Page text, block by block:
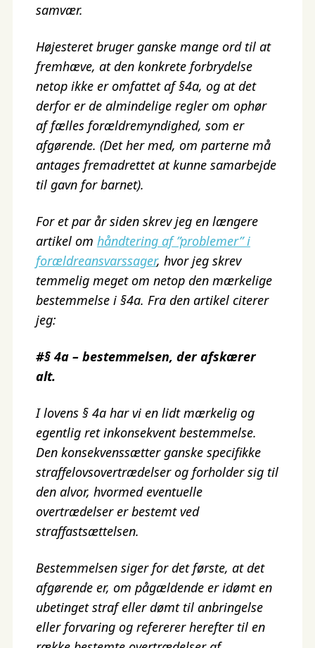
samvær.
Højesteret bruger ganske mange ord til at
fremhæve, at den konkrete forbrydelse
netop ikke er omfattet af §4a, og at det
derfor er de almindelige regler om ophør
af fælles forældremyndighed, som er
afgørende. (Det her med, om parterne må
antages fremadrettet at kunne samarbejde
til gavn for barnet).
For et par år siden skrev jeg en længere
artikel om håndtering af ”problemer” i
forældreansvarssager, hvor jeg skrev
temmelig meget om netop den mærkelige
bestemmelse i §4a. Fra den artikel citerer
jeg:
#§ 4a – bestemmelsen, der afskærer
alt.
I lovens § 4a har vi en lidt mærkelig og
egentlig ret inkonsekvent bestemmelse.
Den konsekvenssætter ganske specifikke
straffelovsovertrædelser og forholder sig til
den alvor, hvormed eventuelle
overtrædelser er bestemt ved
straffastsættelsen.
Bestemmelsen siger for det første, at det
afgørende er, om pågældende er idømt en
ubetinget straf eller dømt til anbringelse
eller forvaring og refererer herefter til en